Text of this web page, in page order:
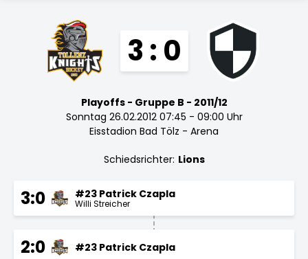
3 : 0
Playoffs - Gruppe B - 2011/12
Sonntag 26.02.2012 07:45 - 09:00 Uhr
Eisstadion Bad Tölz - Arena
Schiedsrichter: Lions
3:0 #23 Patrick Czapla
Willi Streicher
2:0 #23 Patrick Czapla